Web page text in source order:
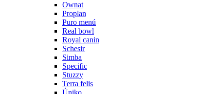
Ownat
Proplan
Puro menú
Real bowl
Royal canin
Schesir
Simba
Specific
Stuzzy
Terra felis
Úniko